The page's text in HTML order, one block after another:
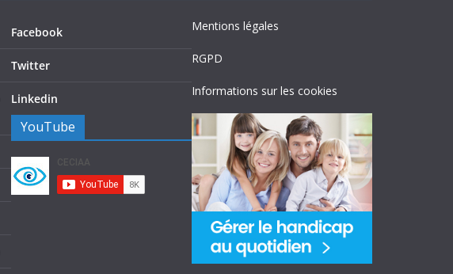
Facebook
Twitter
Linkedin
YouTube
Mentions légales
RGPD
Informations sur les cookies